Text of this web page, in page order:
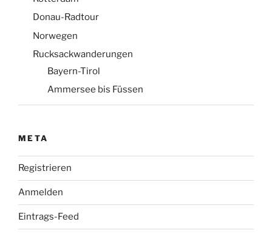
Donau-Radtour
Norwegen
Rucksackwanderungen
Bayern-Tirol
Ammersee bis Füssen
META
Registrieren
Anmelden
Eintrags-Feed